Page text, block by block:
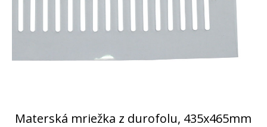
Materská mriežka z durofolu, 435x465mm